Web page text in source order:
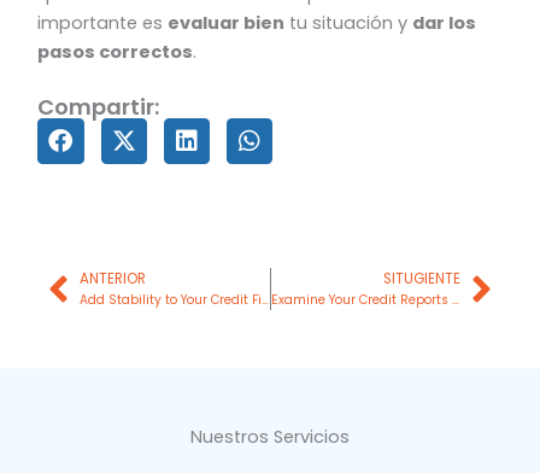
importante es evaluar bien tu situación y dar los
pasos correctos.
Compartir:
Prev
ANTERIOR
Add Stability to Your Credit File
SITUGIENTE
Examine Your Credit Reports Carefully and Pay Off Your Debts
Nuestros Servicios